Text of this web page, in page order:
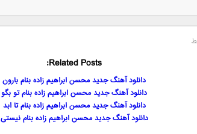
Related Posts:
دانلود آهنگ جدید محسن ابراهیم زاده بنام بارون
دانلود آهنگ جدید محسن ابراهیم زاده بنام تو بگو
دانلود آهنگ جدید محسن ابراهیم زاده بنام تا ابد
دانلود آهنگ جدید محسن ابراهیم زاده بنام نیستی